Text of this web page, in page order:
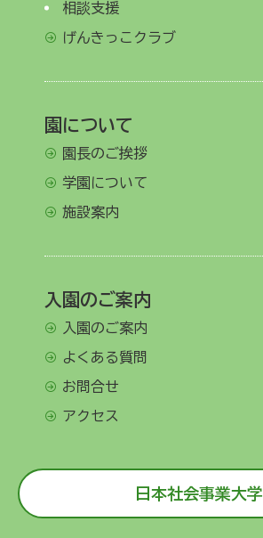
相談支援
げんきっこクラブ
園について
園長のご挨拶
学園について
施設案内
入園のご案内
入園のご案内
よくある質問
お問合せ
アクセス
日本社会事業大学